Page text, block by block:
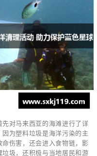
对马来西亚的海滩进行了详
为塑料垃圾是海洋污染的主
伤害，还会进入食物链，影
圾，还积极与当地居民和游